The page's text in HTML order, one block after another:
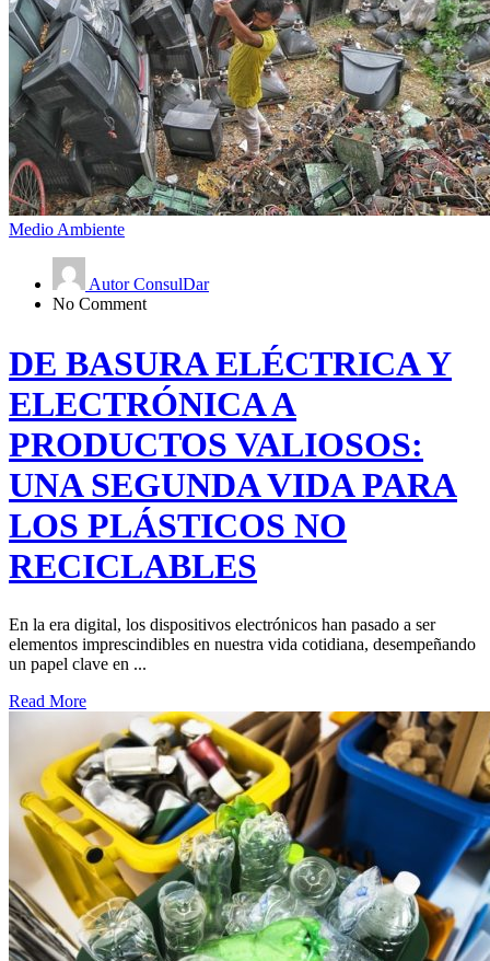
Medio Ambiente
Autor ConsulDar
No Comment
DE BASURA ELÉCTRICA Y
ELECTRÓNICA A
PRODUCTOS VALIOSOS:
UNA SEGUNDA VIDA PARA
LOS PLÁSTICOS NO
RECICLABLES
En la era digital, los dispositivos electrónicos han pasado a ser
elementos imprescindibles en nuestra vida cotidiana, desempeñando
un papel clave en ...
Read More